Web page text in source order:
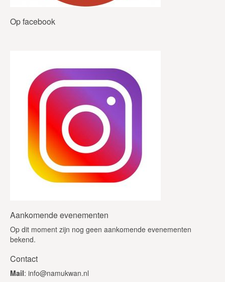
Op facebook
Aankomende evenementen
Op dit moment zijn nog geen aankomende evenementen
bekend.
Contact
Mail: info@namukwan.nl